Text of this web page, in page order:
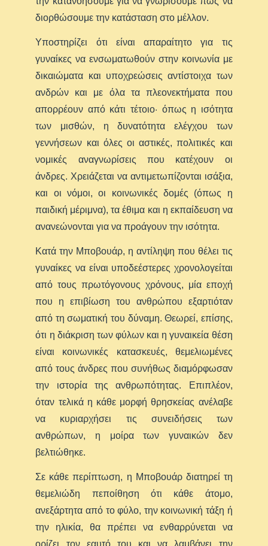
διορθώσουμε την κατάσταση στο μέλλον.
Υποστηρίζει ότι είναι απαραίτητο για τις
γυναίκες να ενσωματωθούν στην κοινωνία με
δικαιώματα και υποχρεώσεις αντίστοιχα των
ανδρών και με όλα τα πλεονεκτήματα που
απορρέουν από κάτι τέτοιο· όπως η ισότητα
των μισθών, η δυνατότητα ελέγχου των
γεννήσεων και όλες οι αστικές, πολιτικές και
νομικές αναγνωρίσεις που κατέχουν οι
άνδρες. Χρειάζεται να αντιμετωπίζονται ισάξια,
και οι νόμοι, οι κοινωνικές δομές (όπως η
παιδική μέριμνα), τα έθιμα και η εκπαίδευση να
ανανεώνονται για να προάγουν την ισότητα.
Κατά την Μποβουάρ, η αντίληψη που θέλει τις
γυναίκες να είναι υποδεέστερες χρονολογείται
από τους πρωτόγονους χρόνους, μία εποχή
που η επιβίωση του ανθρώπου εξαρτιόταν
από τη σωματική του δύναμη. Θεωρεί, επίσης,
ότι η διάκριση των φύλων και η γυναικεία θέση
είναι κοινωνικές κατασκευές, θεμελιωμένες
από τους άνδρες που συνήθως διαμόρφωσαν
την ιστορία της ανθρωπότητας. Επιπλέον,
όταν τελικά η κάθε μορφή θρησκείας ανέλαβε
να κυριαρχήσει τις συνειδήσεις των
ανθρώπων, η μοίρα των γυναικών δεν
βελτιώθηκε.
Σε κάθε περίπτωση, η Μποβουάρ διατηρεί τη
θεμελιώδη πεποίθηση ότι κάθε άτομο,
ανεξάρτητα από το φύλο, την κοινωνική τάξη ή
την ηλικία, θα πρέπει να ενθαρρύνεται να